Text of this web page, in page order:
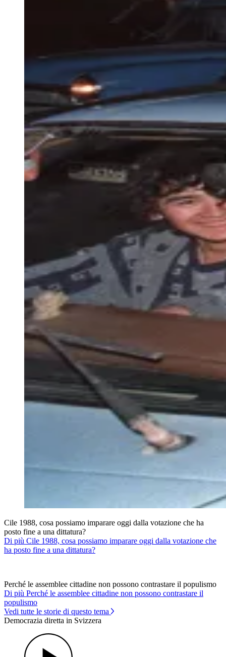
Cile 1988, cosa possiamo imparare oggi dalla votazione che ha
posto fine a una dittatura?
Di più Cile 1988, cosa possiamo imparare oggi dalla votazione che
ha posto fine a una dittatura?
Perché le assemblee cittadine non possono contrastare il populismo
Di più Perché le assemblee cittadine non possono contrastare il
populismo
Vedi tutte le storie di questo tema
Democrazia diretta in Svizzera